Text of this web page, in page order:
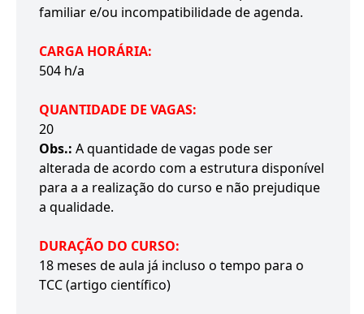
familiar e/ou incompatibilidade de agenda.
CARGA HORÁRIA:
504 h/a
QUANTIDADE DE VAGAS:
20
Obs.: A quantidade de vagas pode ser
alterada de acordo com a estrutura disponível
para a a realização do curso e não prejudique
a qualidade.
DURAÇÃO DO CURSO:
18 meses de aula já incluso o tempo para o
TCC (artigo científico)